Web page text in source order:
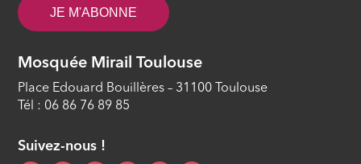
JE M'ABONNE
Mosquée Mirail Toulouse
Place Edouard Bouillères – 31100 Toulouse
Tél : 06 86 76 89 85
Suivez-nous !